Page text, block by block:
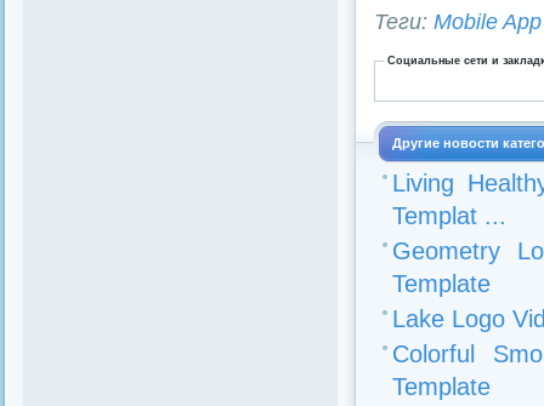
Теги: Mobile
Социальные сети и
Другие новости
Living
Templat ...
Geometry
Template
Lake Logo
Colorful
Template